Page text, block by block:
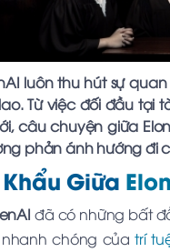
luôn thu hút sự
Từ việc đối đầu tại
câu chuyện giữa
phản ánh hướng đi
Giữa
đã có những bất
nhanh chóng củatrí